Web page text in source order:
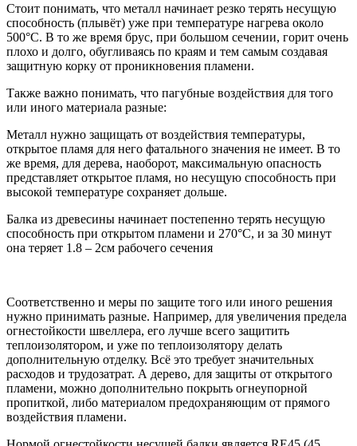
Стоит понимать, что металл начинает резко терять несущую
способность (плывёт) уже при температуре нагрева около
500°С. В то же время брус, при большом сечении, горит очень
плохо и долго, обугливаясь по краям и тем самым создавая
защитную корку от проникновения пламени.
Также важно понимать, что пагубные воздействия для того
или иного материала разные:
Металл нужно защищать от воздействия температуры,
открытое пламя для него фатального значения не имеет. В то
же время, для дерева, наоборот, максимальную опасность
представляет открытое пламя, но несущую способность при
высокой температуре сохраняет дольше.
Балка из древесины начинает постепенно терять несущую
способность при открытом пламени и 270°С, и за 30 минут
она теряет 1.8 – 2см рабочего сечения
Соответственно и меры по защите того или иного решения
нужно принимать разные. Например, для увеличения предела
огнестойкости швеллера, его лучше всего защитить
теплоизолятором, и уже по теплоизолятору делать
дополнительную отделку. Всё это требует значительных
расходов и трудозатрат. А дерево, для защиты от открытого
пламени, можно дополнительно покрыть огнеупорной
пропиткой, либо материалом предохраняющим от прямого
воздействия пламени.